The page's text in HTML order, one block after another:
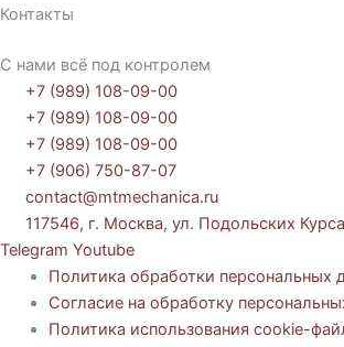
Контакты
С нами всё под контролем
+7 (989) 108-09-00
+7 (989) 108-09-00
+7 (989) 108-09-00
+7 (906) 750-87-07
contact@mtmechanica.ru
117546, г. Москва, ул. Подольских
Telegram Youtube
Политика обработки персональных
Согласие на обработку
Политика использования cookie-